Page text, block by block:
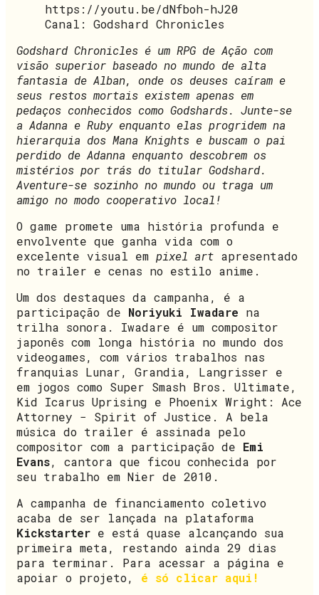
https://youtu.be/dNfboh-hJ20
Canal: Godshard Chronicles
Godshard Chronicles é um RPG de Ação com
visão superior baseado no mundo de alta
fantasia de Alban, onde os deuses caíram e
seus restos mortais existem apenas em
pedaços conhecidos como Godshards. Junte-se
a Adanna e Ruby enquanto elas progridem na
hierarquia dos Mana Knights e buscam o pai
perdido de Adanna enquanto descobrem os
mistérios por trás do titular Godshard.
Aventure-se sozinho no mundo ou traga um
amigo no modo cooperativo local!
O game promete uma história profunda e
envolvente que ganha vida com o
excelente visual em pixel art apresentado
no trailer e cenas no estilo anime.
Um dos destaques da campanha, é a
participação de Noriyuki Iwadare na
trilha sonora. Iwadare é um compositor
japonês com longa história no mundo dos
videogames, com vários trabalhos nas
franquias Lunar, Grandia, Langrisser e
em jogos como Super Smash Bros. Ultimate,
Kid Icarus Uprising e Phoenix Wright: Ace
Attorney − Spirit of Justice. A bela
música do trailer é assinada pelo
compositor com a participação de Emi
Evans, cantora que ficou conhecida por
seu trabalho em Nier de 2010.
A campanha de financiamento coletivo
acaba de ser lançada na plataforma
Kickstarter e está quase alcançando sua
primeira meta, restando ainda 29 dias
para terminar. Para acessar a página e
apoiar o projeto, é só clicar aqui!